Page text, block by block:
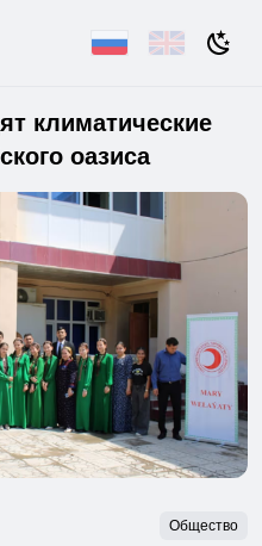
климатические
оазиса
Общество